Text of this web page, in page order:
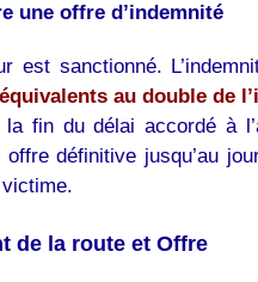
une offre d’indemnité
est sanctionné.
au double de
fin du délai accordé à
définitive jusqu’au
de la route et Offre